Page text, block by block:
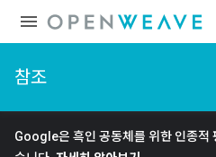
참조
Google은 흑인 공동체를 위한 인종적